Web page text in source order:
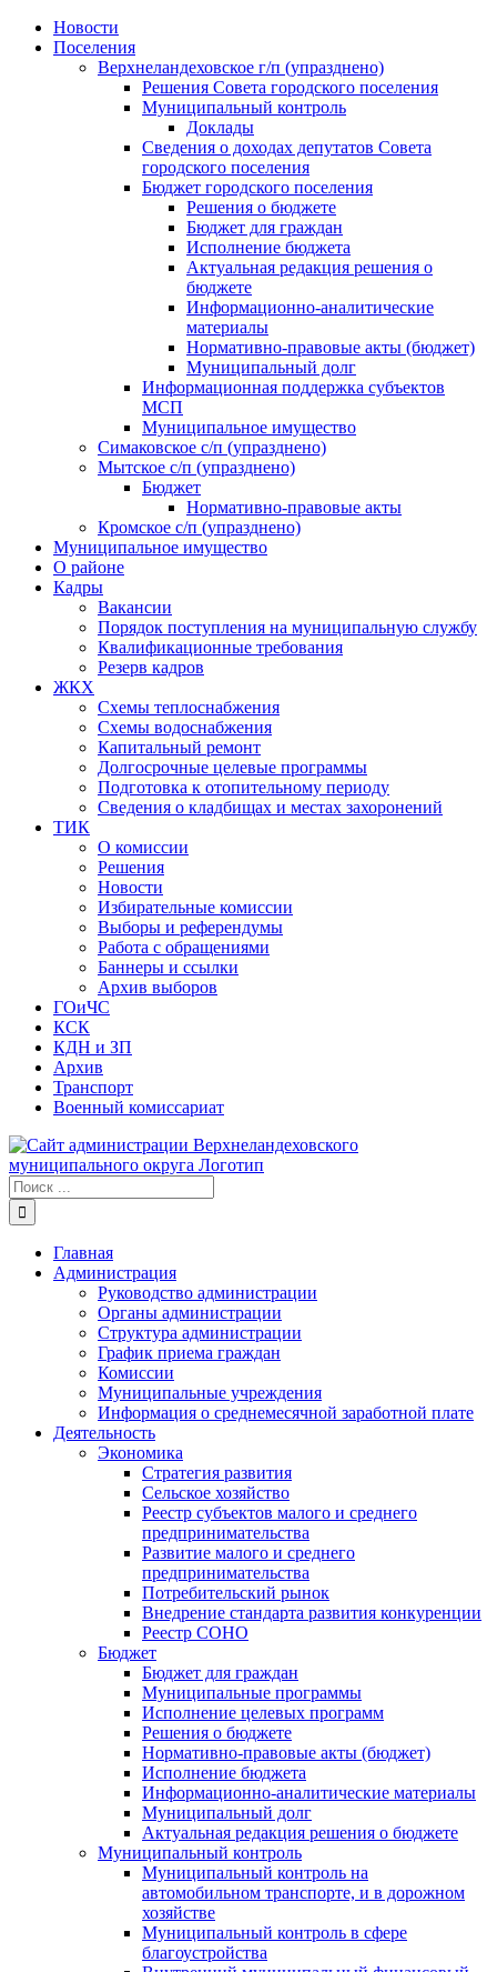
Skip
Новости
Поселения
Верхнеландеховское г/п (упразднено)
Решения Совета городского поселения
Муниципальный контроль
Доклады
Сведения о доходах депутатов Совета
городского поселения
Бюджет городского поселения
Решения о бюджете
Бюджет для граждан
Исполнение бюджета
Актуальная редакция решения о
бюджете
Информационно-аналитические
материалы
Нормативно-правовые акты (бюджет)
Муниципальный долг
Информационная поддержка субъектов
МСП
Муниципальное имущество
Симаковское с/п (упразднено)
Мытское с/п (упразднено)
Бюджет
Нормативно-правовые акты
Кромское с/п (упразднено)
Муниципальное имущество
О районе
Кадры
Вакансии
Порядок поступления на муниципальную службу
Квалификационные требования
Резерв кадров
ЖКХ
Схемы теплоснабжения
Схемы водоснабжения
Капитальный ремонт
Долгосрочные целевые программы
Подготовка к отопительному периоду
Сведения о кладбищах и местах захоронений
ТИК
О комиссии
Решения
Новости
Избирательные комиссии
Выборы и референдумы
Работа с обращениями
Баннеры и ссылки
Архив выборов
ГОиЧС
КСК
КДН и ЗП
Архив
Транспорт
Военный комиссариат
Результат
поиска:
Главная
Администрация
Руководство администрации
Органы администрации
Структура администрации
График приема граждан
Комиссии
Муниципальные учреждения
Информация о среднемесячной заработной плате
Деятельность
Экономика
Стратегия развития
Сельское хозяйство
Реестр субъектов малого и среднего
предпринимательства
Развитие малого и среднего
предпринимательства
Потребительский рынок
Внедрение стандарта развития конкуренции
Реестр СОНО
Бюджет
Бюджет для граждан
Муниципальные программы
Исполнение целевых программ
Решения о бюджете
Нормативно-правовые акты (бюджет)
Исполнение бюджета
Информационно-аналитические материалы
Муниципальный долг
Актуальная редакция решения о бюджете
Муниципальный контроль
Муниципальный контроль на
автомобильном транспорте, и в дорожном
хозяйстве
Муниципальный контроль в сфере
благоустройства